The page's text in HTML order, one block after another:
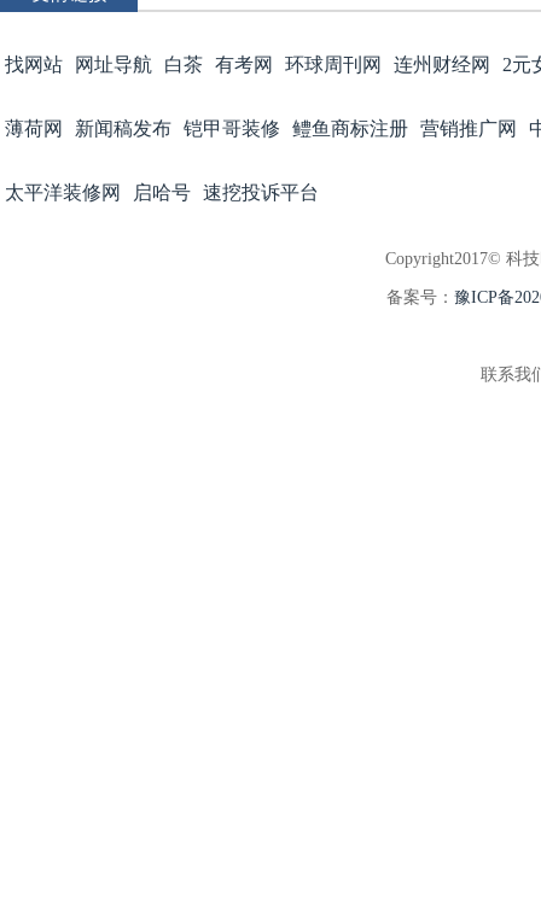
找网站 网址导航 白茶 有考网 环球周刊网 连州财经网 2元
薄荷网 新闻稿发布 铠甲哥装修 鳢鱼商标注册 营销推广网
太平洋装修网 启哈号 速挖投诉平台
Copyright2017© 科
备案号： 豫ICP备
联系我